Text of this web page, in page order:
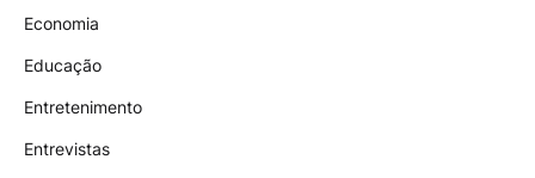
Economia
Educação
Entretenimento
Entrevistas